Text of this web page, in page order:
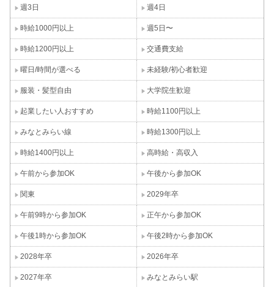
週3日 週4日
時給1000円以上 週5日〜
時給1200円以上 交通費支給
曜日/時間が選べる 未経験/初心者歓迎
服装・髪型自由 大学院生歓迎
起業したい人おすすめ 時給1100円以上
みなとみらい線 時給1300円以上
時給1400円以上 高時給・高収入
午前から参加OK 午後から参加OK
関東 2029年卒
午前9時から参加OK 正午から参加OK
午後1時から参加OK 午後2時から参加OK
2028年卒 2026年卒
2027年卒 みなとみらい駅